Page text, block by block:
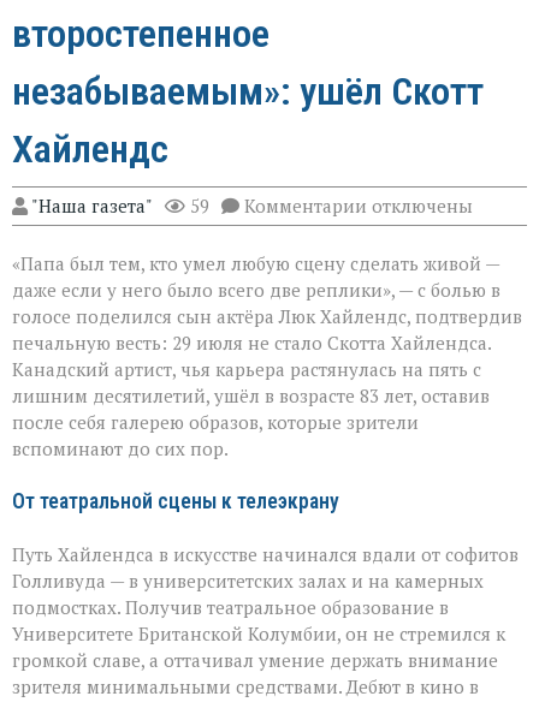
второстепенное
незабываемым»: ушёл Скотт
Хайлендс
"Наша газета" 59 Комментарии к
записи
умел
делать
второстепенное
незабываемым»:
ушёл
Скотт
Хайлендс
отключены
«Папа был тем, кто умел любую сцену сделать живой —
даже если у него было всего две реплики», — с болью в
голосе поделился сын актёра Люк Хайлендс, подтвердив
печальную весть: 29 июля не стало Скотта Хайлендса.
Канадский артист, чья карьера растянулась на пять с
лишним десятилетий, ушёл в возрасте 83 лет, оставив
после себя галерею образов, которые зрители
вспоминают до сих пор.
От театральной сцены к телеэкрану
Путь Хайлендса в искусстве начинался вдали от софитов
Голливуда — в университетских залах и на камерных
подмостках. Получив театральное образование в
Университете Британской Колумбии, он не стремился к
громкой славе, а оттачивал умение держать внимание
зрителя минимальными средствами. Дебют в кино в